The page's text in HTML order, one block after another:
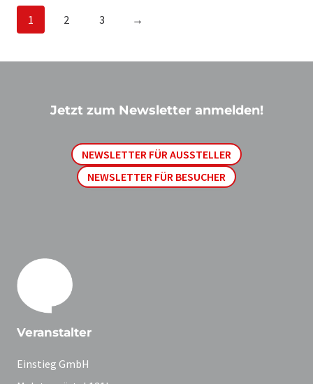
1 2 3 →
Jetzt zum Newsletter anmelden!
NEWSLETTER FÜR AUSSTELLER
NEWSLETTER FÜR BESUCHER
Veranstalter
Einstieg GmbH